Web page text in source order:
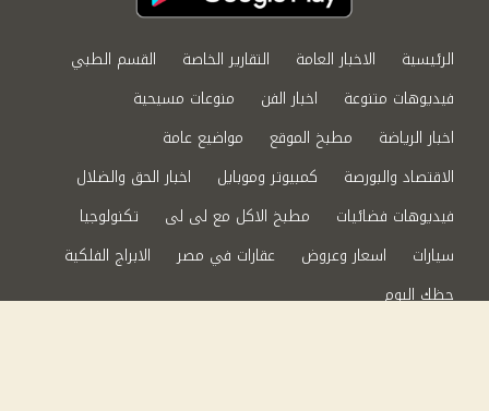
الرئيسية الاخبار العامة التقارير الخاصة
القسم الطبي
فيديوهات متنوعة
اخبار الفن
منوعات مسيحية
اخبار الرياضة
مطبخ الموقع
مواضيع عامة
الاقتصاد والبورصة
كمبيوتر وموبايل
اخبار الحق والضلال
فيديوهات فضائيات
مطبخ الاكل مع لى لى
تكنولوجيا
سيارات
اسعار وعروض عقارات في مصر
الابراج الفلكية
حظك اليوم